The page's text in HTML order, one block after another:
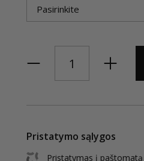
Pristatymo sąlygos
Pristatymas į